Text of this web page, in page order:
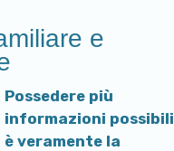
e
Possedere più
informazioni possibili
è veramente la